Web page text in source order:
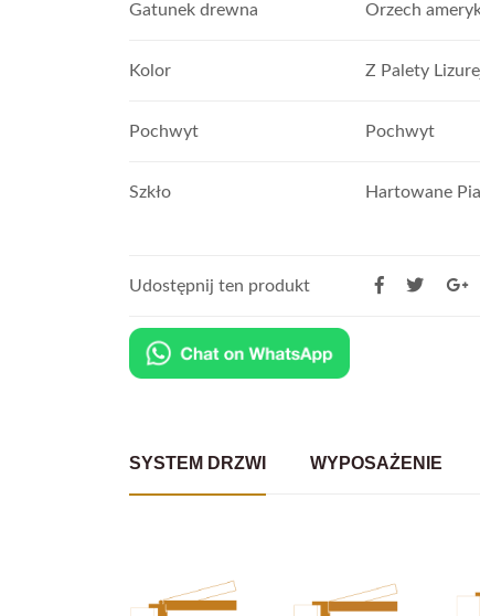
Gatunek drewna Orzech
Kolor Z Palety
Pochwyt Pochwyt
Szkło Hartowane
Udostępnij ten produkt
SYSTEM DRZWI WYPOSAŻENIE